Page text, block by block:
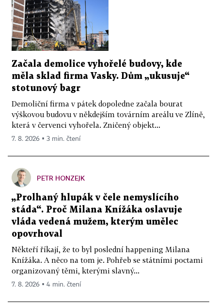
Začala demolice vyhořelé budovy, kde
měla sklad firma Vasky. Dům „ukusuje“
stotunový bagr
Demoliční firma v pátek dopoledne začala bourat
výškovou budovu v někdejším továrním areálu ve Zlíně,
která v červenci vyhořela. Zničený objekt...
7. 8. 2026 ▪ 3 min. čtení
PETR HONZEJK
„Prolhaný hlupák v čele nemyslícího
stáda“. Proč Milana Knížáka oslavuje
vláda vedená mužem, kterým umělec
opovrhoval
Někteří říkají, že to byl poslední happening Milana
Knížáka. A něco na tom je. Pohřeb se státními poctami
organizovaný těmi, kterými slavný...
7. 8. 2026 ▪ 4 min. čtení